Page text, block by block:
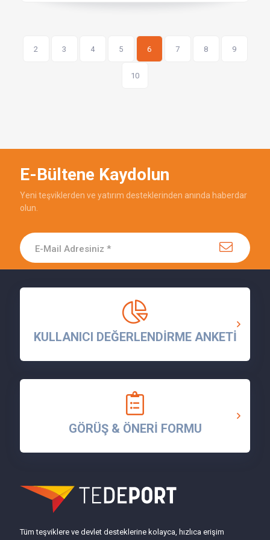
2 3 4 5 6 7 8 9
10
E-Bültene Kaydolun
Yeni teşviklerden ve yatırım desteklerinden anında haberdar
olun.
KULLANICI DEĞERLENDİRME ANKETİ
GÖRÜŞ & ÖNERİ FORMU
Tüm teşviklere ve devlet desteklerine kolayca, hızlıca erişim